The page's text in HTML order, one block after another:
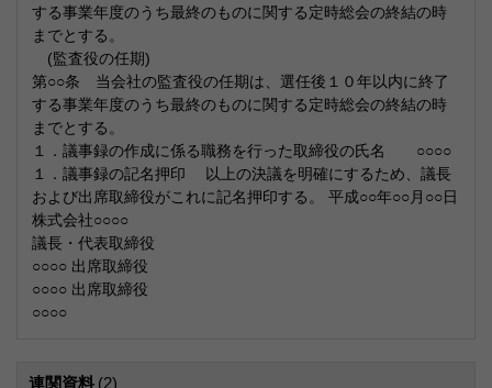
する事業年度のうち最終のものに関する定時総会の終結の時
までとする。
(監査役の任期)
第○○条 当会社の監査役の任期は、選任後１０年以内に終了
する事業年度のうち最終のものに関する定時総会の終結の時
までとする。
１．議事録の作成に係る職務を行った取締役の氏名 ○○○○
１．議事録の記名押印 以上の決議を明確にするため、議長
および出席取締役がこれに記名押印する。 平成○○年○○月○○日
株式会社○○○○
議長・代表取締役
○○○○ 出席取締役
○○○○ 出席取締役
○○○○
連関資料 (2)